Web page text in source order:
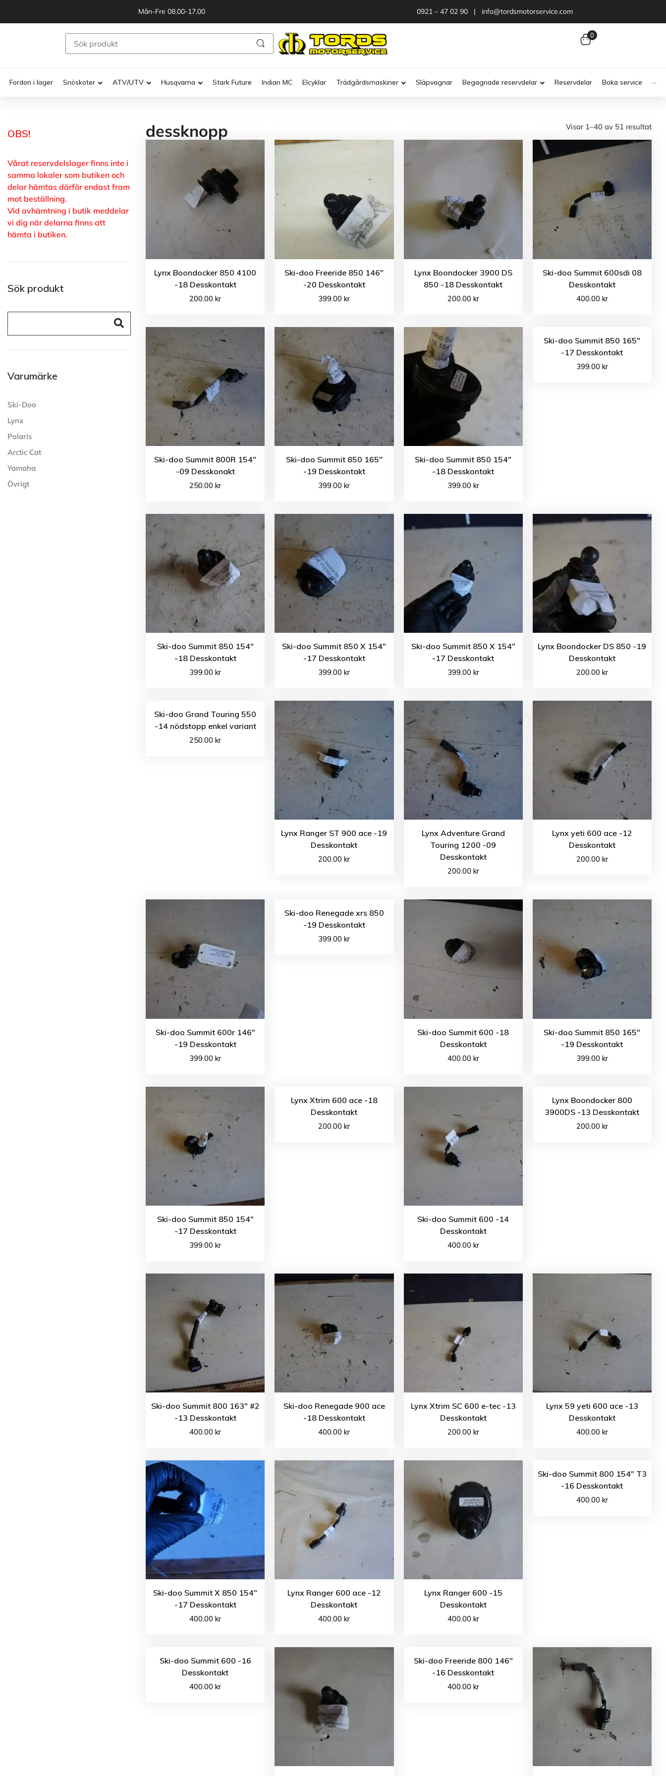
Mån-Fre 08.00-17.00 0921 – 47 02 90 | info@tordsmotorservice.com
0
Fordon i lager Snöskoter ATV/UTV Husqvarna Stark Future Indian MC Elcyklar Trädgårdsmaskiner Släpvagnar Begagnade reservdelar Reservdelar Boka service ···
OBS!
Vårat reservdelslager finns inte i
samma lokaler som butiken och
delar hämtas därför endast fram
mot beställning.
Vid avhämtning i butik meddelar
vi dig när delarna finns att
hämta i butiken.
Sök produkt
Varumärke
Ski-Doo
Lynx
Polaris
Arctic Cat
Yamaha
Övrigt
dessknopp Visar 1–40 av 51 resultat
Lynx Boondocker 850 4100
-18 Desskontakt
200.00kr
Ski-doo Freeride 850 146″
-20 Desskontakt
399.00kr
Lynx Boondocker 3900 DS
850 -18 Desskontakt
200.00 kr
Ski-doo Summit 600sdi 08
Desskontakt
400.00 kr
Ski-doo Summit 800R 154″
-09 Desskonakt
250.00kr
Ski-doo Summit 850 165″
-19 Desskontakt
399.00kr
Ski-doo Summit 850 154″
-18 Desskontakt
399.00 kr
Ski-doo Summit 850 165″
-17 Desskontakt
399.00 kr
Ski-doo Summit 850 154″
-18 Desskontakt
399.00kr
Ski-doo Summit 850 X 154″
-17 Desskontakt
399.00kr
Ski-doo Summit 850 X 154″
-17 Desskontakt
399.00 kr
Lynx Boondocker DS 850 -19
Desskontakt
200.00 kr
Ski-doo Grand Touring 550
-14 nödstopp enkel variant
250.00kr
Lynx Ranger ST 900 ace -19
Desskontakt
200.00kr
Lynx Adventure Grand
Touring 1200 -09
Desskontakt
200.00 kr
Lynx yeti 600 ace -12
Desskontakt
200.00 kr
Ski-doo Summit 600r 146″
-19 Desskontakt
399.00kr
Ski-doo Renegade xrs 850
-19 Desskontakt
399.00kr
Ski-doo Summit 600 -18
Desskontakt
400.00 kr
Ski-doo Summit 850 165″
-19 Desskontakt
399.00 kr
Ski-doo Summit 850 154″
-17 Desskontakt
399.00kr
Lynx Xtrim 600 ace -18
Desskontakt
200.00kr
Ski-doo Summit 600 -14
Desskontakt
400.00 kr
Lynx Boondocker 800
3900DS -13 Desskontakt
200.00 kr
Ski-doo Summit 800 163″ #2
-13 Desskontakt
400.00kr
Ski-doo Renegade 900 ace
-18 Desskontakt
400.00kr
Lynx Xtrim SC 600 e-tec -13
Desskontakt
200.00 kr
Lynx 59 yeti 600 ace -13
Desskontakt
400.00 kr
Ski-doo Summit X 850 154″
-17 Desskontakt
400.00kr
Lynx Ranger 600 ace -12
Desskontakt
400.00kr
Lynx Ranger 600 -15
Desskontakt
400.00 kr
Ski-doo Summit 800 154″ T3
-16 Desskontakt
400.00 kr
Ski-doo Summit 600 -16
Desskontakt
400.00kr
Ski-doo Freeride 800 146″
-16 Desskontakt
400.00 kr